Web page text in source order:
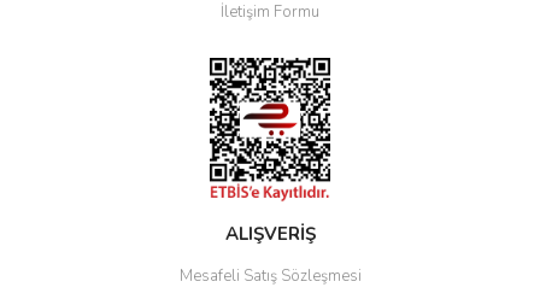
Ürün fiyatı diğer sitelerden daha pahalı.
Gönder
İletişim Formu
ALIŞVERİŞ
Mesafeli Satış Sözleşmesi